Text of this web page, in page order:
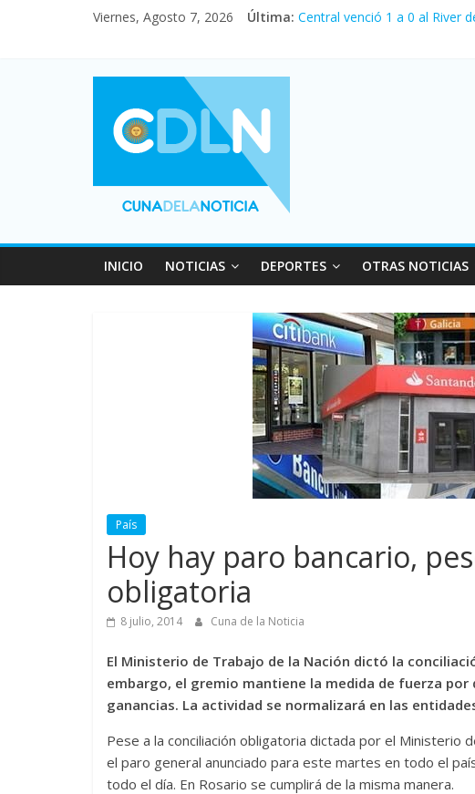
Viernes, Agosto 7, 2026 Última: Central venció 1 a 0 al River
Vacaciones de invierno con
INICIO NOTICIAS DEPORTES OTRAS NOTICIAS
País
Hoy hay paro bancario,
obligatoria
8 julio, 2014 Cuna de la Noticia
El Ministerio de Trabajo de la Nación dictó la
embargo, el gremio mantiene la medida de fuerza
ganancias. La actividad se normalizará en las
Pese a la conciliación obligatoria dictada por el Ministerio
el paro general anunciado para este martes en todo el
todo el día. En Rosario se cumplirá de la misma manera.